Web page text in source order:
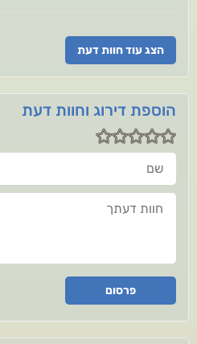
הצג עוד חוות דעת
הוספת דירוג וחוות דעת
שם
חוות דעתך
פרסום